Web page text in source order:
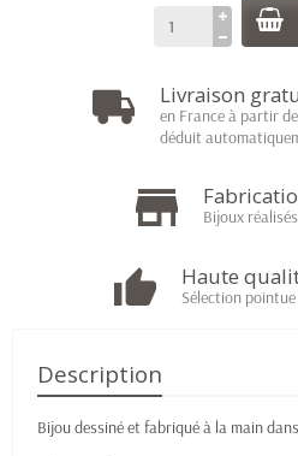
Livraison
en France à partir
déduit
Bijoux
Haute
Sélection
Description
Bijou dessiné et fabriqué à la main